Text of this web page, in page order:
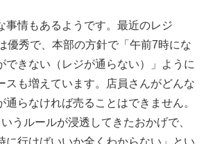
事情もあるようです。最近のレジ
優秀で、本部の方針で 「午前7時にな
できない（レジが通らない）」
ように
スも増えています。店員さんがどんな
通らなければ売ることはできません。
うルールが浸透してきたおかげで、
に行けばいいか全くわからない」とい